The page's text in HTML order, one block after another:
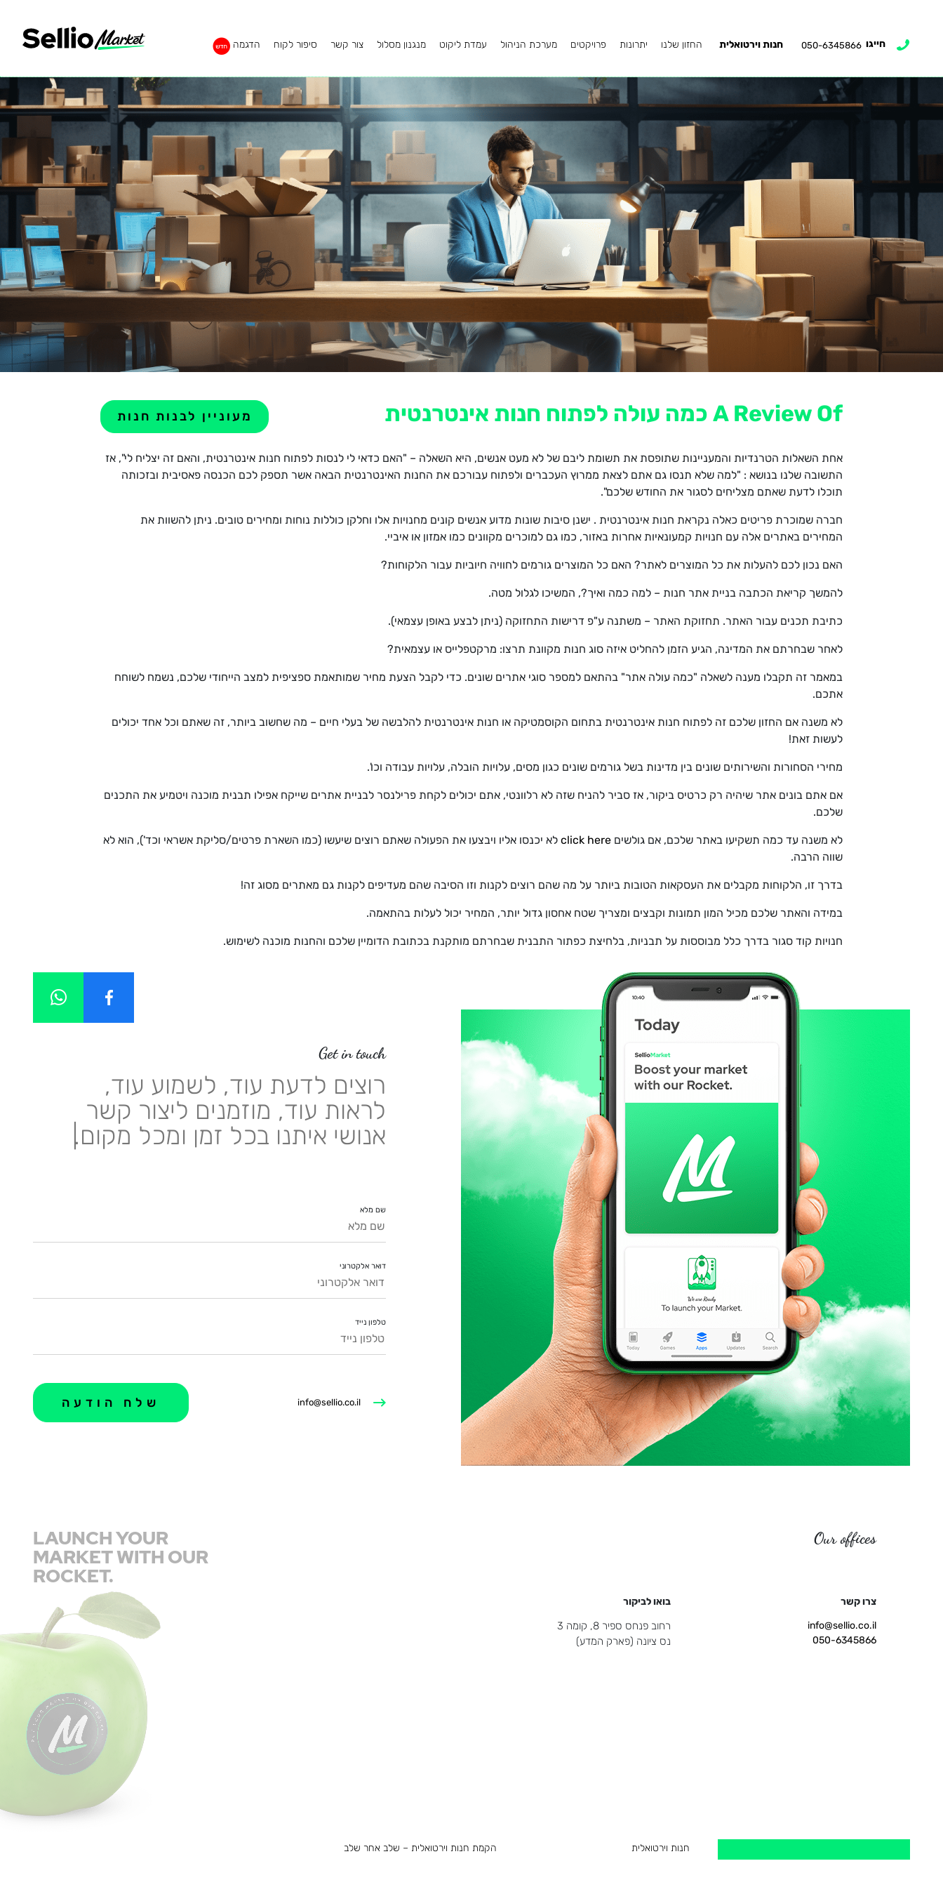
חייגו 050-6345866 חנות וירטואלית החזון שלנו יתרונות פרויקטים מערכת הניהול עמדת ליקוט מנגנון מסלול צור קשר סיפור לקוח הדגמה
A Review Of כמה עולה לפתוח חנות אינטרנטית מעוניין לבנות חנות
אחת השאלות הטרנדיות והמעניינות שתופסת את תשומת ליבם של לא מעט אנשים, היא השאלה – "האם כדאי לי לנסות לפתוח חנות אינטרנטית, והאם זה יצליח לי", אז
התשובה שלנו בנושא : "למה שלא תנסו גם אתם לצאת ממרוץ העכברים ולפתוח עבורכם את החנות האינטרנטית הבאה אשר תספק לכם הכנסה פאסיבית ובזכותה
תוכלו לדעת שאתם מצליחים לסגור את החודש שלכם".
חברה שמוכרת פריטים כאלה נקראת חנות אינטרנטית . ישנן סיבות שונות מדוע אנשים קונים מחנויות אלו וחלקן כוללות נוחות ומחירים טובים. ניתן להשוות את
המחירים באתרים אלה עם חנויות קמעונאיות אחרות באזור, כמו גם למוכרים מקוונים כמו אמזון או איביי.
האם נכון לכם להעלות את כל המוצרים לאתר? האם כל המוצרים גורמים לחוויה חיוביות עבור הלקוחות?
להמשך קריאת הכתבה בניית אתר חנות – למה כמה ואיך?, המשיכו לגלול מטה.
כתיבת תכנים עבור האתר. תחזוקת האתר – משתנה ע"פ דרישות התחזוקה (ניתן לבצע באופן עצמאי).
לאחר שבחרתם את המדינה, הגיע הזמן להחליט איזה סוג חנות מקוונת תרצו: מרקטפלייס או עצמאית?
במאמר זה תקבלו מענה לשאלה "כמה עולה אתר" בהתאם למספר סוגי אתרים שונים. כדי לקבל הצעת מחיר שמותאמת ספציפית למצב הייחודי שלכם, נשמח לשוחח
אתכם.
לא משנה אם החזון שלכם זה לפתוח חנות אינטרנטית בתחום הקוסמטיקה או חנות אינטרנטית להלבשה של בעלי חיים – מה שחשוב ביותר, זה שאתם וכל אחד יכולים
לעשות זאת!
מחירי הסחורות והשירותים שונים בין מדינות בשל גורמים שונים כגון מסים, עלויות הובלה, עלויות עבודה וכו'.
אם אתם בונים אתר שיהיה רק כרטיס ביקור, אז סביר להניח שזה לא רלוונטי, אתם יכולים לקחת פרילנסר לבניית אתרים שייקח אפילו תבנית מוכנה ויטמיע את התכנים
שלכם.
לא משנה עד כמה תשקיעו באתר שלכם, אם גולשים click here לא יכנסו אליו ויבצעו את הפעולה שאתם רוצים שיעשו (כמו השארת פרטים/סליקת אשראי וכד'), הוא לא
שווה הרבה.
בדרך זו, הלקוחות מקבלים את העסקאות הטובות ביותר על מה שהם רוצים לקנות וזו הסיבה שהם מעדיפים לקנות גם מאתרים מסוג זה!
במידה והאתר שלכם מכיל המון תמונות וקבצים ומצריך שטח אחסון גדול יותר, המחיר יכול לעלות בהתאמה.
חנויות קוד סגור בדרך כלל מבוססות על תבניות, בלחיצת כפתור התבנית שבחרתם מותקנת בכתובת הדומיין שלכם והחנות מוכנה לשימוש.
Get in touch
רוצים לדעת עוד, לשמוע עוד,
לראות עוד, מוזמנים ליצור קשר
אנושי איתנו בכל זמן ומכל מקום.
|
שם מלא
דואר אלקטרוני
טלפון נייד
info@sellio.co.il
Our offices
צרו קשר
info@sellio.co.il
050-6345866
בואו לביקור
רחוב פנחס ספיר 8, קומה 3
נס ציונה (פארק המדע)
LAUNCH YOUR
MARKET WITH OUR
ROCKET.
חנות וירטואלית
הקמת חנות וירטואלית – שלב אחר שלב